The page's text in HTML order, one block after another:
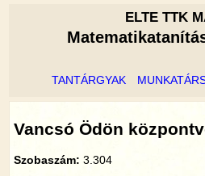
ELTE TTK
TANTÁRGYAK
Vancsó Ödön
Szobaszám: 3.304